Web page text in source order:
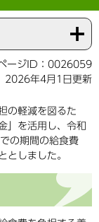
ージID：0026059
2026年4月1日更新
の軽減を図るた
」を活用し、令和
の期間の給食費
としました。